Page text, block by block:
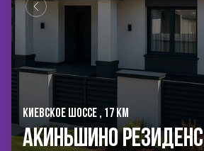
КИЕВСКОЕ ШОССЕ , 17 КМ
Акиньшино Резиденс